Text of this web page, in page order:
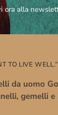
ora alla
TO LIVE WELL.”
da uomo
gemelli